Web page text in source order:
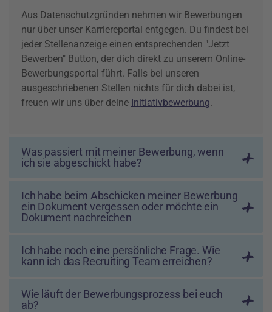
Aus Datenschutzgründen nehmen wir Bewerbungen
nur über unser Karriereportal entgegen. Du findest bei
jeder Stellenanzeige einen entsprechenden "Jetzt
Bewerben" Button, der dich direkt zu unserem Online-
Bewerbungsportal führt. Falls bei unseren
ausgeschriebenen Stellen nichts für dich dabei ist,
freuen wir uns über deine Initiativbewerbung.
Was passiert mit meiner Bewerbung, wenn
ich sie abgeschickt habe?
Ich habe beim Abschicken meiner Bewerbung
ein Dokument vergessen oder möchte ein
Dokument nachreichen
Ich habe noch eine persönliche Frage. Wie
kann ich das Recruiting Team erreichen?
Wie läuft der Bewerbungsprozess bei euch
ab?